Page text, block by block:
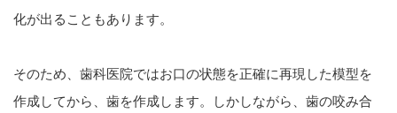
化が出ることもあります。
そのため、歯科医院ではお口の状態を正確に再現した模型を
作成してから、歯を作成します。しかしながら、歯の咬み合